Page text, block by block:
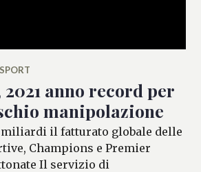
SPORT
anno record per
manipolazione
miliardi il fatturato globale delle
Champions e Premier
Il servizio di